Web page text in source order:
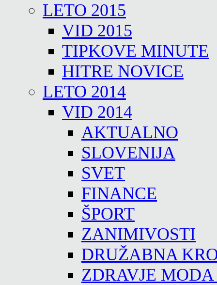
LETO 2015
VID 2015
TIPKOVE MINUTE
HITRE NOVICE
LETO 2014
VID 2014
AKTUALNO
SLOVENIJA
SVET
FINANCE
ŠPORT
ZANIMIVOSTI
DRUŽABNA
ZDRAVJE